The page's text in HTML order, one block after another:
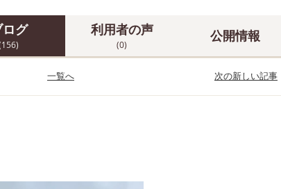
ログ 利用者の声
(0)
公開情報
一覧へ 次の新しい記事